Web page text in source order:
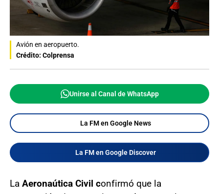
Avión en aeropuerto.
Crédito: Colprensa
Unirse al Canal de WhatsApp
La FM en Google News
La FM en Google Discover
La Aeronaútica Civil confirmó que la